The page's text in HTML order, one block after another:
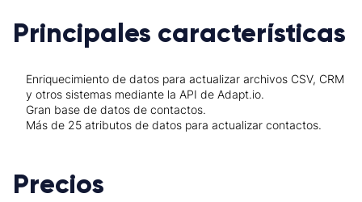
Principales características
Enriquecimiento de datos para actualizar archivos CSV, CRM
y otros sistemas mediante la API de Adapt.io.
Gran base de datos de contactos.
Más de 25 atributos de datos para actualizar contactos.
Precios